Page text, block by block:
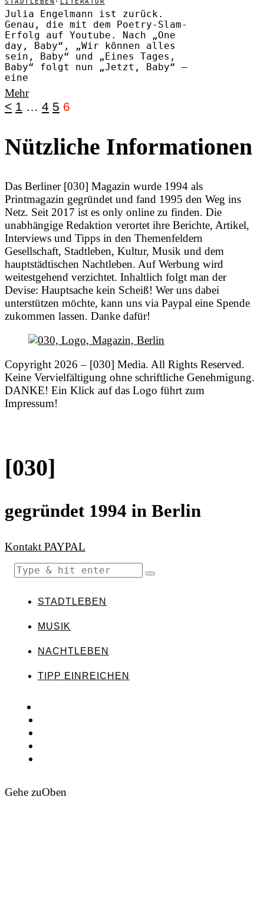
STADTLEBEN · LITERATUR
Julia Engelmann ist zurück.
Genau, die mit dem Poetry-Slam-
Erfolg auf Youtube. Nach „One
day, Baby“, „Wir können alles
sein, Baby“ und „Eines Tages,
Baby“ folgt nun „Jetzt, Baby“ –
eine
Mehr
< 1 … 4 5 6
Nützliche Informationen
Das Berliner [030] Magazin wurde 1994 als
Printmagazin gegründet und fand 1995 den Weg ins
Netz. Seit 2017 ist es only online zu finden. Die
unabhängige Redaktion verortet ihre Berichte, Artikel,
Interviews und Tipps in den Themenfeldern
Gesellschaft, Stadtleben, Kultur, Musik und dem
hauptstädtischen Nachtleben. Auf Werbung wird
weitestgehend verzichtet. Inhaltlich folgt man der
Devise: Hauptsache kein Scheiß! Wer uns dabei
unterstützen möchte, kann uns via Paypal eine Spende
zukommen lassen. Danke dafür!
Copyright 2026 – [030] Media. All Rights Reserved.
Keine Vervielfältigung ohne schriftliche Genehmigung.
DANKE! Ein Klick auf das Logo führt zum
Impressum!
[030]
gegründet 1994 in Berlin
Kontakt PAYPAL
STADTLEBEN
MUSIK
NACHTLEBEN
TIPP EINREICHEN
Gehe zuOben